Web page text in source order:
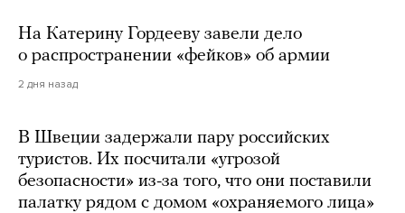
На Катерину Гордееву завели дело
о распространении «фейков» об армии
2 дня назад
В Швеции задержали пару российских
туристов. Их посчитали «угрозой
безопасности» из-за того, что они поставили
палатку рядом с домом «охраняемого лица»